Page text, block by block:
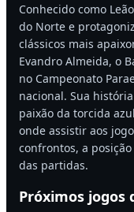
Conhecido como
do Norte e
clássicos mais
Evandro Almeida, o
no Campeonato
nacional. Sua
paixão da torcida
onde assistir aos
confrontos, a
das partidas.
Próximos jogos